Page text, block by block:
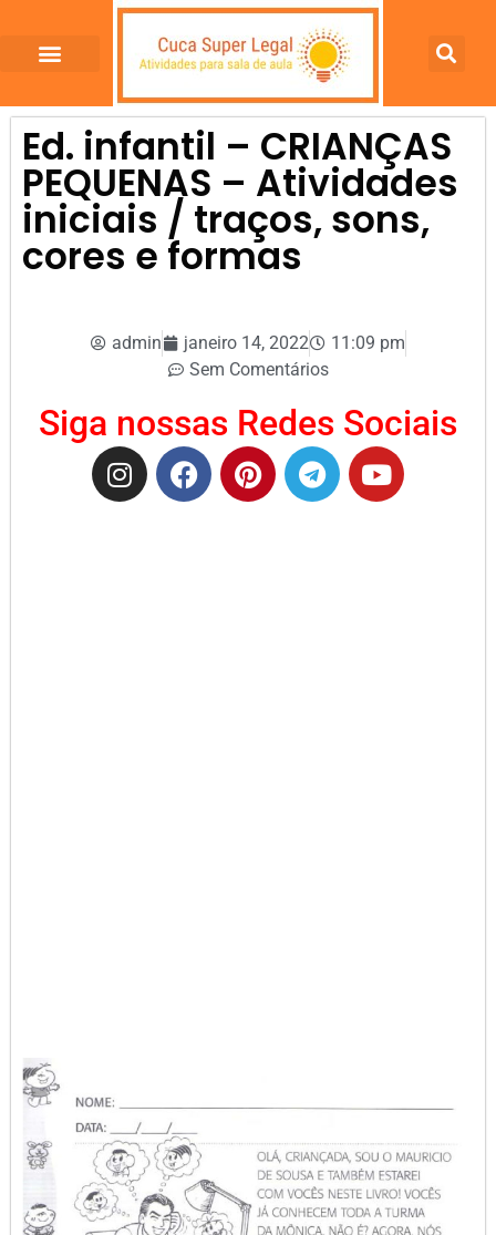
Ed. infantil – CRIANÇAS
PEQUENAS – Atividades
iniciais / traços, sons,
cores e formas
admin janeiro 14, 2022
11:09 pm
Sem Comentários
Siga nossas Redes Sociais